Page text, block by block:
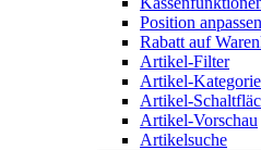
Position anpassen
Rabatt auf
Artikel-Filter
Artikel-
Artikel-
Artikel-Vorschau
Artikelsuche